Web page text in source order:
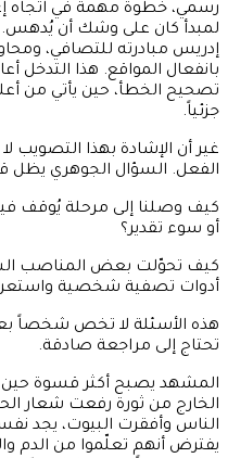
رسمي، خطوة مهمة في اتجاه
لمبدأ كان على وشك أن
إدريس مبادرته للتصافي،
بانفعال المواقع. هذا التدخل
تصحيح الخطأ، حين يأتي من
جزئياً.
غير أن الإشادة بهذا التصويب
الفعل. السؤال الجوهري يظل
كيف وصلنا إلى مرحلة يُوقف
أو سوء تقدير؟
كيف تحوّلت بعض المناصب
أدوات تصفية شخصية
هذه الأسئلة لا تخص شخصاً
تحتاج إلى مراجعة صادقة.
المشهد يصبح أكثر قسوة حين
الخارج من ثورة رفعت شعار
الناس وأفقرت البيوت، يجد
يفترض أنهم تعلّموا من الدم